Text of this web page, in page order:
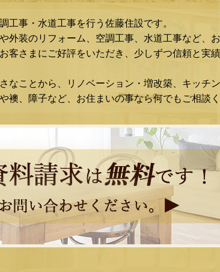
事・水道工事を行う佐藤住設です。
外装のリフォーム、空調工事、水道工事など、
客さまにご好評をいただき、少しずつ信頼と実
なことから、リノベーション・増改築、キッチ
襖、障子など、お住まいの事なら何でもご相談